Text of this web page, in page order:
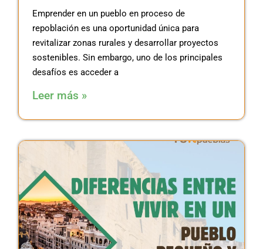
Emprender en un pueblo en proceso de
repoblación es una oportunidad única para
revitalizar zonas rurales y desarrollar proyectos
sostenibles. Sin embargo, uno de los principales
desafíos es acceder a
Leer más »